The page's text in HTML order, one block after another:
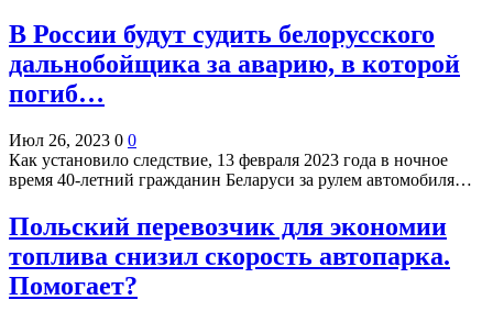
В России будут судить белорусского
дальнобойщика за аварию, в которой
погиб…
Июл 26, 2023 0 0
Как установило следствие, 13 февраля 2023 года в ночное
время 40-летний гражданин Беларуси за рулем автомобиля…
Польский перевозчик для экономии
топлива снизил скорость автопарка.
Помогает?